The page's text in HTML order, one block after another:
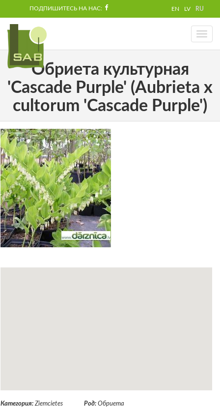
ПОДПИШИТЕСЬ НА НАС: EN LV RU
Toggle
Обриета культурная
'Cascade Purple' (Aubrieta x
cultorum 'Cascade Purple')
Категория: Ziemcietes Род: Обриета